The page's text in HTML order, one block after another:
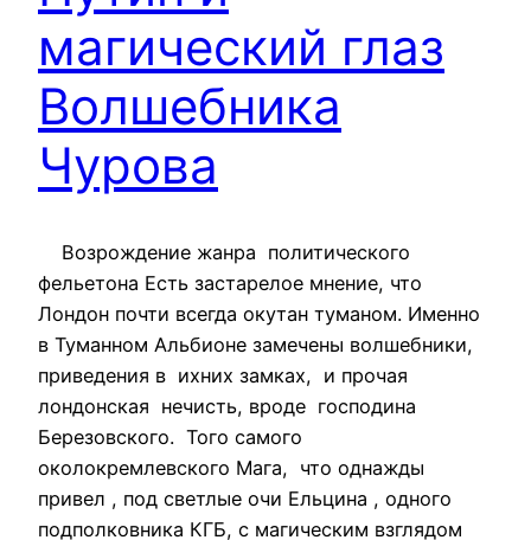
магический глаз
Волшебника
Чурова
Возрождение жанра политического
фельетона Есть застарелое мнение, что
Лондон почти всегда окутан туманом. Именно
в Туманном Альбионе замечены волшебники,
приведения в ихних замках, и прочая
лондонская нечисть, вроде господина
Березовского. Того самого
околокремлевского Мага, что однажды
привел , под светлые очи Ельцина , одного
подполковника КГБ, с магическим взглядом